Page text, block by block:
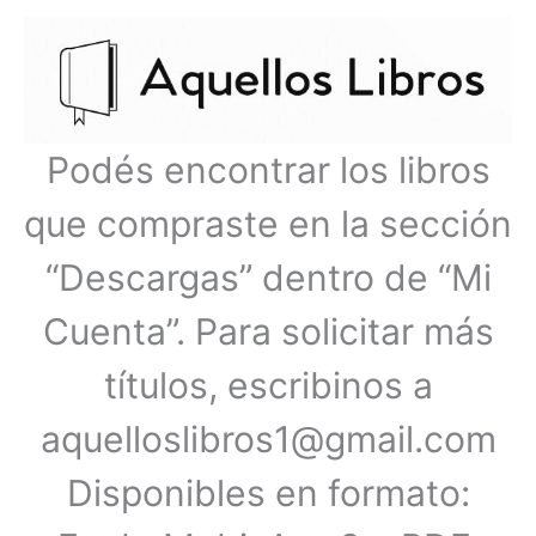
Podés encontrar los libros
que compraste en la sección
“Descargas” dentro de “Mi
Cuenta”. Para solicitar más
títulos, escribinos a
aquelloslibros1@gmail.com
Disponibles en formato:
principal